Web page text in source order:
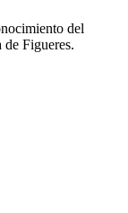
del
Figueres.